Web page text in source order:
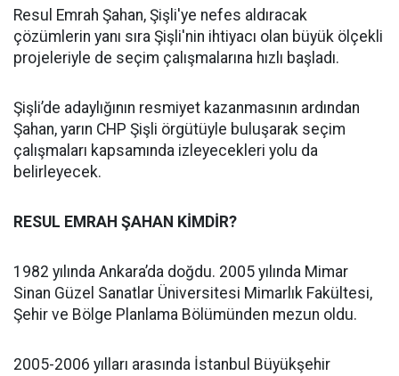
Resul Emrah Şahan, Şişli'ye nefes aldıracak
çözümlerin yanı sıra Şişli'nin ihtiyacı olan büyük ölçekli
projeleriyle de seçim çalışmalarına hızlı başladı.
Şişli’de adaylığının resmiyet kazanmasının ardından
Şahan, yarın CHP Şişli örgütüyle buluşarak seçim
çalışmaları kapsamında izleyecekleri yolu da
belirleyecek.
RESUL EMRAH ŞAHAN KİMDİR?
1982 yılında Ankara’da doğdu. 2005 yılında Mimar
Sinan Güzel Sanatlar Üniversitesi Mimarlık Fakültesi,
Şehir ve Bölge Planlama Bölümünden mezun oldu.
2005-2006 yılları arasında İstanbul Büyükşehir